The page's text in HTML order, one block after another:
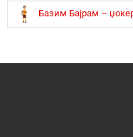
Базим Бајрам –